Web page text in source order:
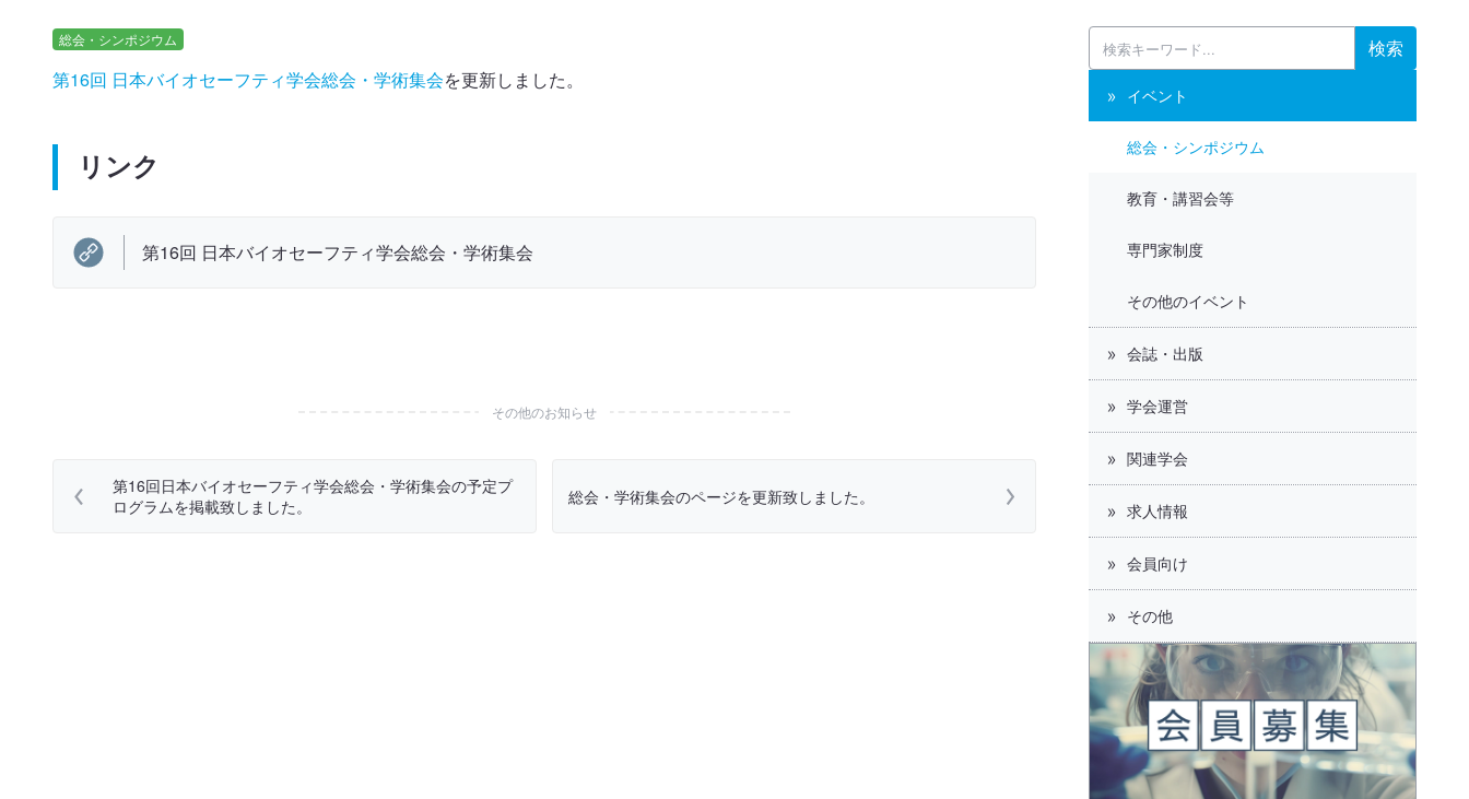
総会・シンポジウム
第16回 日本バイオセーフティ学会総会・学術集会を更新しました。
リンク
第16回 日本バイオセーフティ学会総会・学術集会
その他のお知らせ
第16回日本バイオセーフティ学会総会・学術集会の予定プ
ログラムを掲載致しました。
総会・学術集会のページを更新致しました。
検索
イベント
総会・シンポジウム
教育・講習会等
専門家制度
その他のイベント
会誌・出版
学会運営
関連学会
求人情報
会員向け
その他